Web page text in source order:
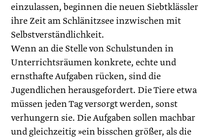
einzulassen, beginnen die neuen Siebtklässler
ihre Zeit am Schlänitzsee inzwischen mit
Selbstverständ­lichkeit.
Wenn an die Stelle von Schulstunden in
Unterrichtsräumen konkrete, echte und
ernsthafte Aufgaben rücken, sind die
Jugendlichen herausgefordert. Die Tiere etwa
müssen jeden Tag versorgt werden, sonst
verhungern sie. Die Aufgaben sollen machbar
und gleichzeitig »ein bisschen größer, als die